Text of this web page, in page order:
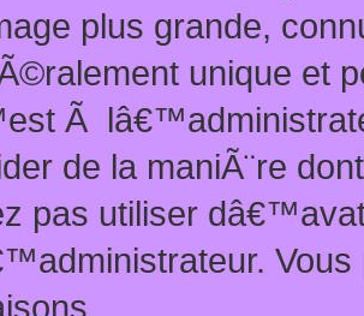
plus grande,
unique et
Ã
de la maniÃ¨re
pas utiliser